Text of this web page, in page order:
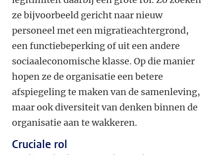
ze bijvoorbeeld gericht naar nieuw
personeel met een migratieachtergrond,
een functiebeperking of uit een andere
sociaaleconomische klasse. Op die manier
hopen ze de organisatie een betere
afspiegeling te maken van de samenleving,
maar ook diversiteit van denken binnen de
organisatie aan te wakkeren.
Cruciale rol